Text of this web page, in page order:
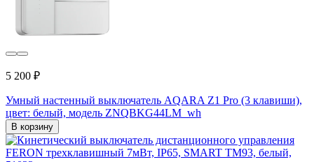
5 200 ₽
Умный настенный выключатель AQARA Z1 Pro (3 клавиши),
цвет: белый, модель ZNQBKG44LM_wh
В корзину